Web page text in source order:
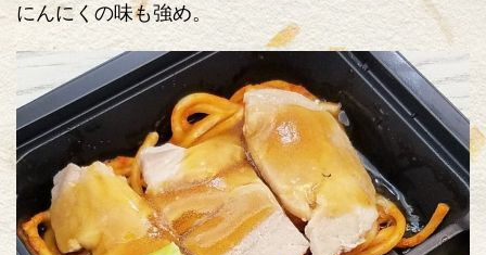
にんにくの味も強め。